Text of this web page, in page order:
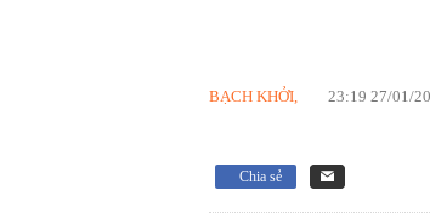
BẠCH KHỞI, 23:19 27/01/
Chia sẻ